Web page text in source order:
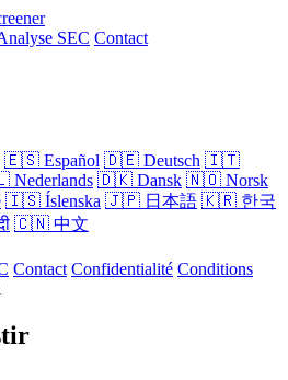
SEC Contact
🇪🇸 Español 🇩🇪 Deutsch 🇮🇹
Nederlands 🇩🇰 Dansk 🇳🇴 Norsk
🇮🇸 Íslenska 🇯🇵 日本語 🇰🇷 한국
🇨🇳 中文
Contact Confidentialité Conditions